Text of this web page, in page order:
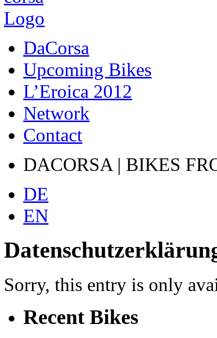
DaCorsa
Upcoming Bikes
L’Eroica 2012
Network
Contact
DACORSA | BIKES
DE
EN
Sorry, this entry is only
Recent Bikes